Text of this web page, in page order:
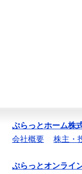
ぷらっとホーム株
会社概要
株主・
ぷらっとオンライ